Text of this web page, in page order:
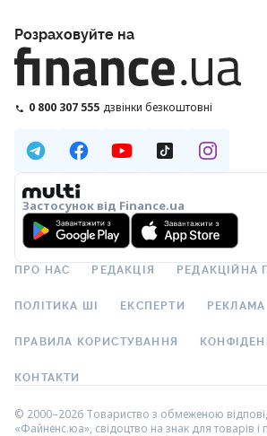
Розраховуйте на
0 800 307 555 дзвінки безкоштовні
Застосунок від Finance.ua
ПРО НАС РЕДАКЦІЯ РЕДАКЦІЙНА
ПОЛІТИКА ШІ ЕКСПЕРТИ РЕКЛАМА
ПРАВИЛА КОРИСТУВАННЯ
КОНТАКТИ
© 2000–2026 Товариство з обмеженою
«Файненс.юа», свідоцтво на знак для товарів і